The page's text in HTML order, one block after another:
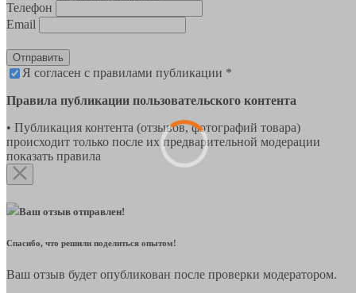
Телефон
Email
Отправить
Я согласен с правилами публикации *
Правила публикации пользовательского контента
• Публикация контента (отзывов, фотографий товара)
происходит только после их предварительной модерации
показать правила
Ваш отзыв отправлен!
Спасибо, что решили поделиться опытом!
Ваш отзыв будет опубликован после проверки модератором.